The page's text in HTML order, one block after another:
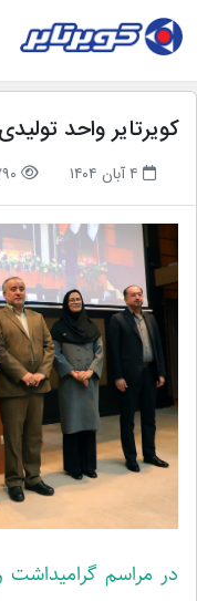
کویرتایر واحد
۴ آبان ۱۴۰۴
در مراسم گرامیداشت